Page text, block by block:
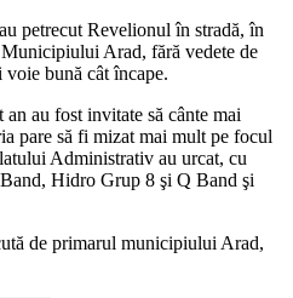
petrecut Revelionul în stradă, în
Arad, fără vedete de
voie bună cât încape.
au fost invitate să cânte mai
pare să fi mizat mai mult pe focul
Administrativ au urcat, cu
Hidro Grup 8 şi Q Band şi
de primarul municipiului Arad,